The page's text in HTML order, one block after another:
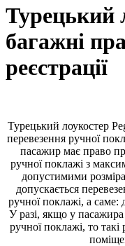
Турецький
багажні
реєстрації
Турецький лоукостер
перевезення ручної
пасажир має право
ручної поклажі з
допустимими
допускається
ручної поклажі, а саме:
У разі, якщо у
ручної поклажі, то такі